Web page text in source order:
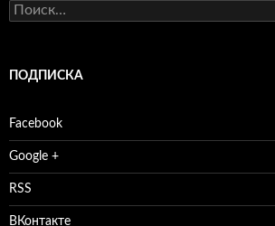
Найти:
ПОДПИСКА
Facebook
Google +
RSS
ВКонтакте